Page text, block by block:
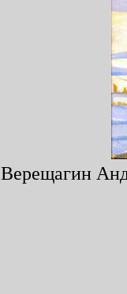
Верещагин